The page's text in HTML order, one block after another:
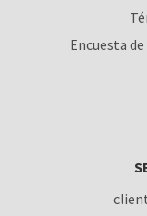
Encuesta